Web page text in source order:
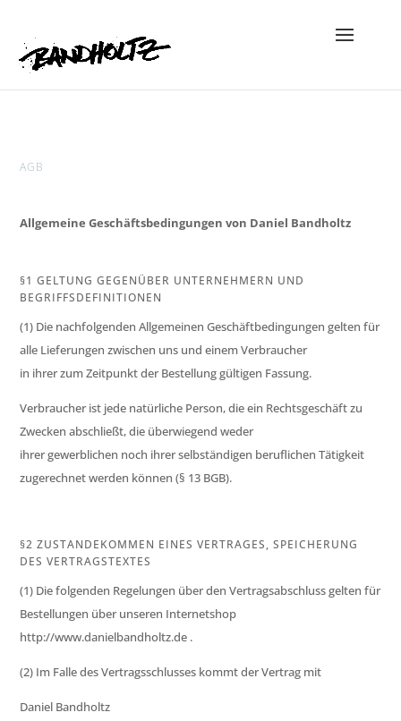
AGB
Allgemeine Geschäftsbedingungen von Daniel Bandholtz
§1 GELTUNG GEGENÜBER UNTERNEHMERN UND
BEGRIFFSDEFINITIONEN
(1) Die nachfolgenden Allgemeinen Geschäftbedingungen gelten für
alle Lieferungen zwischen uns und einem Verbraucher
in ihrer zum Zeitpunkt der Bestellung gültigen Fassung.
Verbraucher ist jede natürliche Person, die ein Rechtsgeschäft zu
Zwecken abschließt, die überwiegend weder
ihrer gewerblichen noch ihrer selbständigen beruflichen Tätigkeit
zugerechnet werden können (§ 13 BGB).
§2 ZUSTANDEKOMMEN EINES VERTRAGES, SPEICHERUNG
DES VERTRAGSTEXTES
(1) Die folgenden Regelungen über den Vertragsabschluss gelten für
Bestellungen über unseren Internetshop
http://www.danielbandholtz.de .
(2) Im Falle des Vertragsschlusses kommt der Vertrag mit
Daniel Bandholtz